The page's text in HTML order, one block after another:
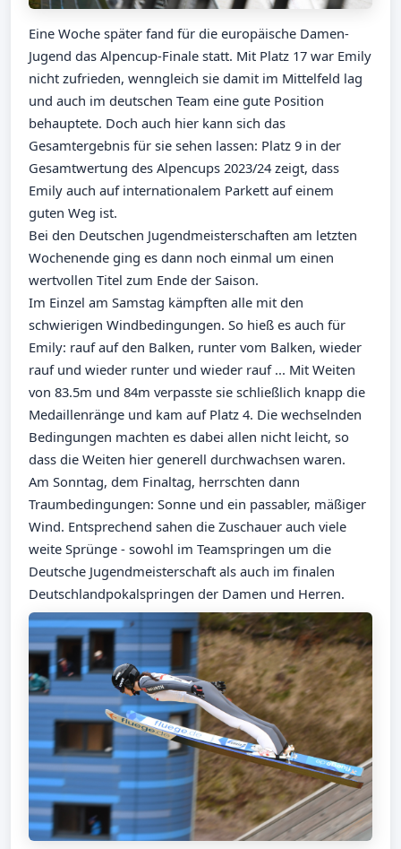
Eine Woche später fand für die europäische Damen-
Jugend das Alpencup-Finale statt. Mit Platz 17 war Emily
nicht zufrieden, wenngleich sie damit im Mittelfeld lag
und auch im deutschen Team eine gute Position
behauptete. Doch auch hier kann sich das
Gesamtergebnis für sie sehen lassen: Platz 9 in der
Gesamtwertung des Alpencups 2023/24 zeigt, dass
Emily auch auf internationalem Parkett auf einem
guten Weg ist.
Bei den Deutschen Jugendmeisterschaften am letzten
Wochenende ging es dann noch einmal um einen
wertvollen Titel zum Ende der Saison.
Im Einzel am Samstag kämpften alle mit den
schwierigen Windbedingungen. So hieß es auch für
Emily: rauf auf den Balken, runter vom Balken, wieder
rauf und wieder runter und wieder rauf ... Mit Weiten
von 83.5m und 84m verpasste sie schließlich knapp die
Medaillenränge und kam auf Platz 4. Die wechselnden
Bedingungen machten es dabei allen nicht leicht, so
dass die Weiten hier generell durchwachsen waren.
Am Sonntag, dem Finaltag, herrschten dann
Traumbedingungen: Sonne und ein passabler, mäßiger
Wind. Entsprechend sahen die Zuschauer auch viele
weite Sprünge - sowohl im Teamspringen um die
Deutsche Jugendmeisterschaft als auch im finalen
Deutschlandpokalspringen der Damen und Herren.